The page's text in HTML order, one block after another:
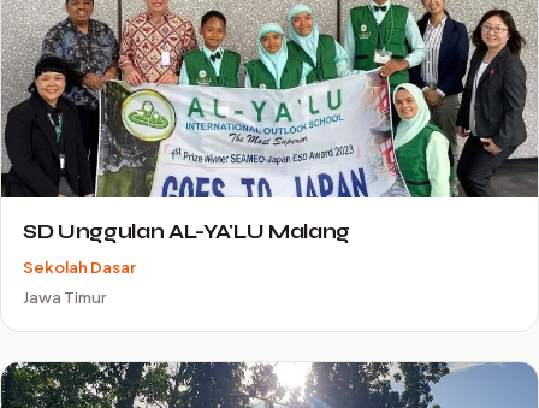
SD Unggulan AL-YA'LU Malang
Sekolah Dasar
Jawa Timur